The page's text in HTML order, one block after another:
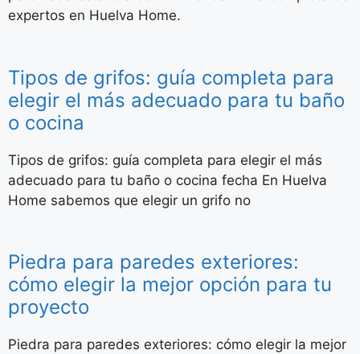
expertos en Huelva Home.
Tipos de grifos: guía completa para
elegir el más adecuado para tu baño
o cocina
Tipos de grifos: guía completa para elegir el más
adecuado para tu baño o cocina fecha En Huelva
Home sabemos que elegir un grifo no
Piedra para paredes exteriores:
cómo elegir la mejor opción para tu
proyecto
Piedra para paredes exteriores: cómo elegir la mejor